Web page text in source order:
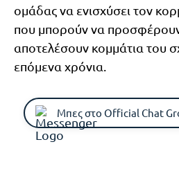
ομάδας να ενισχύσει τον
που μπορούν να
αποτελέσουν κομμάτια του
επόμενα χρόνια.
Μπες στο Official Chat